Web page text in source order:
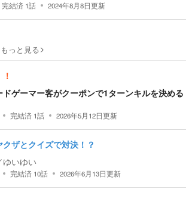
完結済 1話 2024年8月8日更新
もっと見る
ゲーマー客がクーポンで1ターンキルを決める
完結済 1話 2026年5月12日更新
ザとクイズで対決！？
ゆいゆい
完結済 10話 2026年6月13日更新